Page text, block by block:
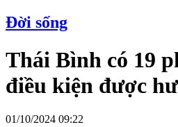
Đời sống
Thái Bình có 19
điều kiện được
01/10/2024 09:22